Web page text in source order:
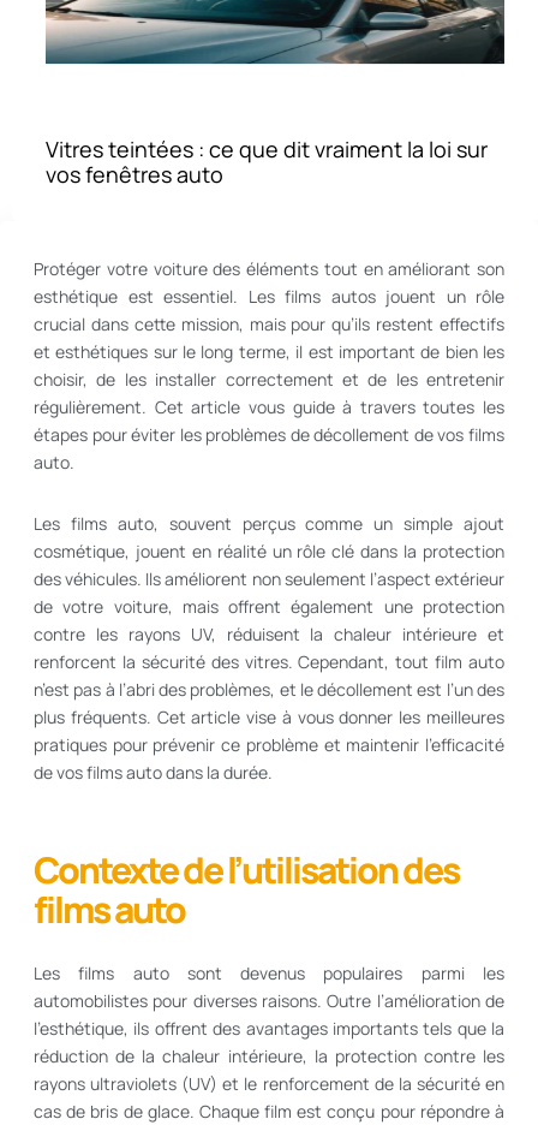
Protéger votre voiture des éléments tout en améliorant son
esthétique est essentiel. Les films autos jouent un rôle
crucial dans cette mission, mais pour qu’ils restent effectifs
et esthétiques sur le long terme, il est important de bien les
choisir, de les installer correctement et de les entretenir
régulièrement. Cet article vous guide à travers toutes les
étapes pour éviter les problèmes de décollement de vos films
auto.
Les films auto, souvent perçus comme un simple ajout
cosmétique, jouent en réalité un rôle clé dans la protection
des véhicules. Ils améliorent non seulement l’aspect extérieur
de votre voiture, mais offrent également une protection
contre les rayons UV, réduisent la chaleur intérieure et
renforcent la sécurité des vitres. Cependant, tout film auto
n’est pas à l’abri des problèmes, et le décollement est l’un des
plus fréquents. Cet article vise à vous donner les meilleures
pratiques pour prévenir ce problème et maintenir l’efficacité
de vos films auto dans la durée.
Contexte de l’utilisation des
films auto
Les films auto sont devenus populaires parmi les
automobilistes pour diverses raisons. Outre l’amélioration de
l’esthétique, ils offrent des avantages importants tels que la
réduction de la chaleur intérieure, la protection contre les
rayons ultraviolets (UV) et le renforcement de la sécurité en
cas de bris de glace. Chaque film est conçu pour répondre à
Vitres teintées : ce que dit vraiment la loi sur
vos fenêtres auto